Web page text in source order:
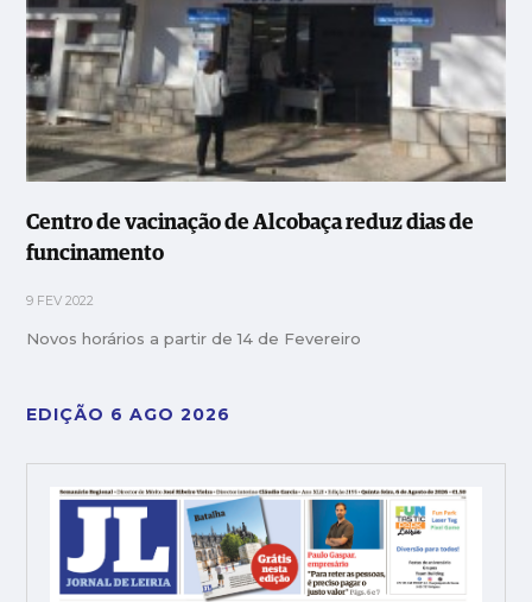
Centro de vacinação de Alcobaça reduz dias de
funcinamento
9 FEV 2022
Novos horários a partir de 14 de Fevereiro
EDIÇÃO 6 AGO 2026